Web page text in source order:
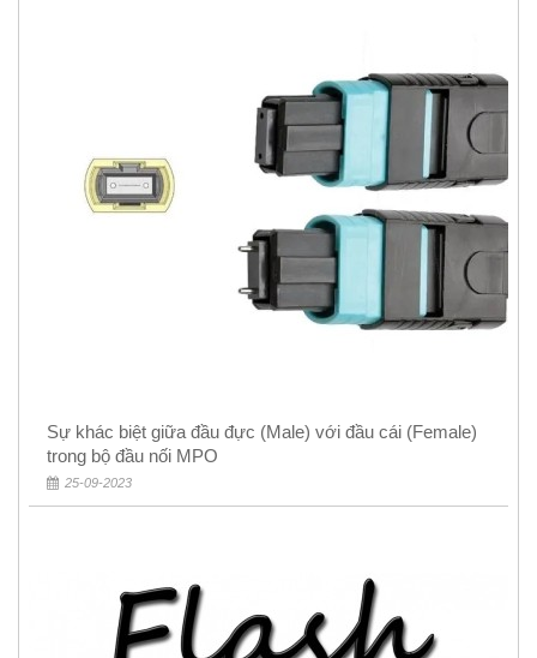
Sự khác biệt giữa đầu đực (Male) với đầu cái (Female)
trong bộ đầu nối MPO
25-09-2023